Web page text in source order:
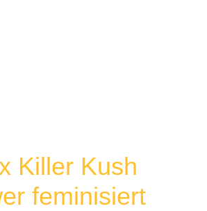
Killer Kush
feminisiert